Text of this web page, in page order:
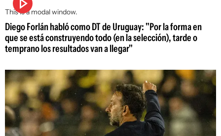
This is a modal window.
Diego Forlán habló como DT de Uruguay: "Por la forma en
que se está construyendo todo (en la selección), tarde o
temprano los resultados van a llegar"